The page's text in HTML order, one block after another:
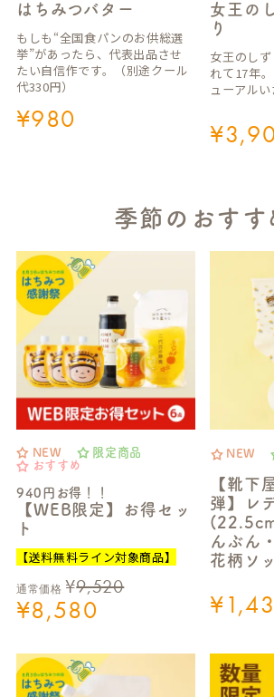
はちみつバター
もしも“全国食パンのお供総選
挙”があったら、代表出品させ
たい自信作です。（別途クール
代330円）
¥980
女王の
り
女王のし
れて17年
ューアルい
¥
季節のおすす
NEW
限定商品
おすすめ
940円お得！！
【WEB限定】お得セッ
ト
【送料無料ライン対象商品】
通常価格 ¥9,520
¥8,580
NEW
【靴下
弾】レ
んぶん
花柄ソ
¥